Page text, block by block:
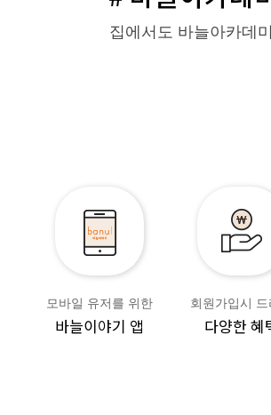
집에서도 바늘아카데
모바일 유저를 위한
바늘이야기 앱
회원가입시 드
다양한 혜